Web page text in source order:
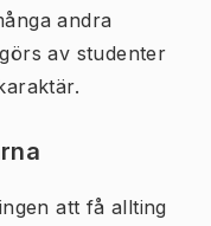
andra
av studenter
att få allting